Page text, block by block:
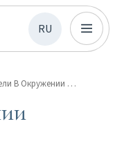
RU
Отели В Окружении Истории